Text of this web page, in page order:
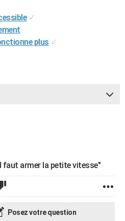
✓
plus ✓
faut armer la petite vitesse"
Posez votre question